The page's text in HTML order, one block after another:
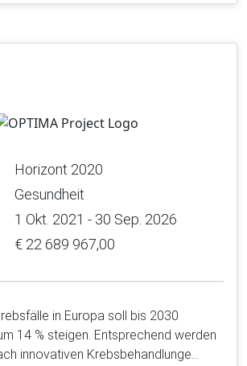
Horizont 2020
Gesundheit
1 Okt. 2021 - 30 Sep. 2026
€ 22 689 967,00
in Europa soll bis 2030
14 % steigen. Entsprechend werden
innovativen Krebsbehandlunge…